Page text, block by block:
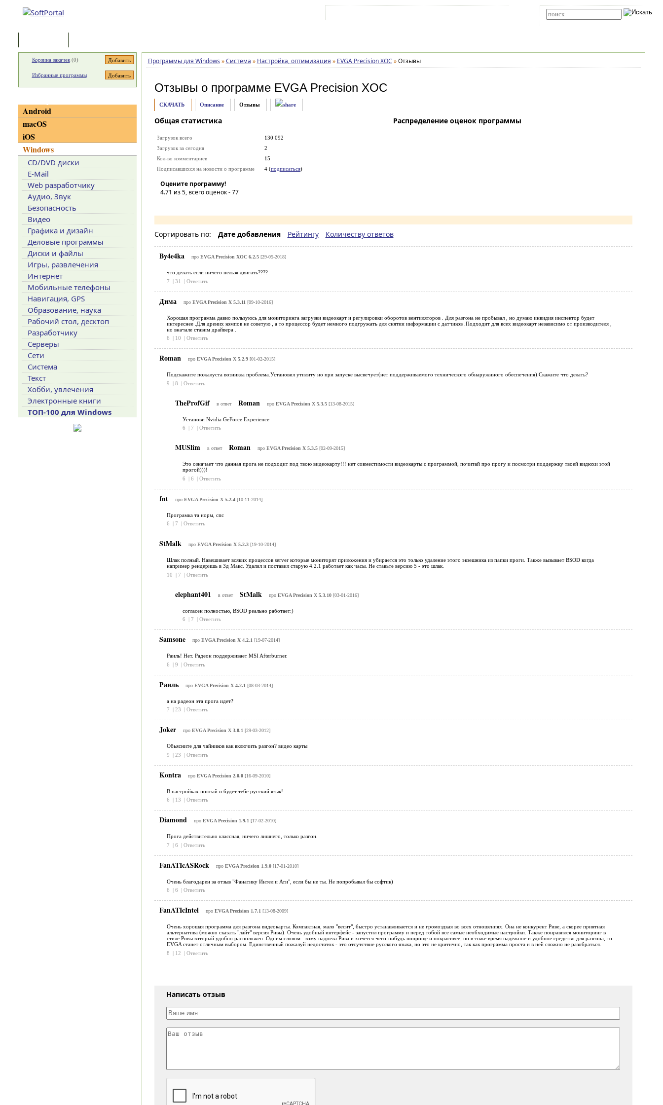
Программы для Windows » Система » Настройка, оптимизация » EVGA Precision XOC » Отзывы
Отзывы о программе EVGA Precision XOC
СКАЧАТЬ Описание Отзывы
Общая статистика
Загрузок всего
130 092
Загрузок за сегодня
2
Кол-во комментариев
15
Подписавшихся на новости о программе
4 (подписаться)
Оцените программу!
4.71 из 5, всего оценок -77
Распределение оценок программы
Сортировать по: Дате добавления Рейтингу Количеству ответов
By4e4ka про EVGA Precision XOC 6.2.5[29-05-2018]
что делать если ничего нельзя двигать????
7
| 31 | Ответить
Дима про EVGA Precision X 5.3.11 [09-10-2016]
Хорошая программа давно пользуюсь для мониторинга загрузки видеокарт и регулировки оборотов вентиляторов . Для разгона не пробывал , но думаю инвидия инспектор будет
интереснее .Для дрених компов не советую , а то процессор будет немного подгружать для снятии информации с датчиков .Подходит для всех видеокарт независимо от производителя ,
но вначале ставим драйвера .
6
| 10 | Ответить
Roman про EVGA Precision X 5.2.9[01-02-2015]
Подскажите пожалуста возникла проблема.Установил утилиту но при запуске высвечует(нет поддерживаемого технического обнаружнного обеспечения).Скажите что делать?
9
| 8 | Ответить
TheProfGif в ответ Roman про EVGA Precision X 5.3.5[13-08-2015]
Установи Nvidia GeForce Experience
6
| 7 | Ответить
MUSlim в ответ Roman про EVGA Precision X 5.3.5[02-09-2015]
Это означает что данная прога не подходит под твою видеокарту!!! нет совместимости видеокарты с программой, почитай про прогу и посмотри поддержку твоей видюхи этой
прогой)))!
6
| 6 | Ответить
fnt про EVGA Precision X 5.2.4[10-11-2014]
Програмка та норм, спс
6
| 7 | Ответить
StMalk про EVGA Precision X 5.2.3[19-10-2014]
Шлак полный. Навешивает всяких процессов server которые мониторят приложения и убирается это только удаление этого экзешника из папки проги. Также вызывает BSOD когда
например рендеришь в 3д Макс. Удалил и поставил старую 4.2.1 работает как часы. Не ставьте версию 5 - это шлак.
10
| 7 | Ответить
elephant401 в ответ StMalk про EVGA Precision X 5.3.10[03-01-2016]
согласен полностью, BSOD реально работает:)
6
| 7 | Ответить
Samsone про EVGA Precision X 4.2.1 [19-07-2014]
Раиль! Нет. Радеон поддерживает MSI Afterburner.
6
| 9 | Ответить
Раиль про EVGA Precision X 4.2.1 [08-03-2014]
а на радеон эта прога идет?
7
| 23 | Ответить
Joker про EVGA Precision X 3.0.1 [29-03-2012]
Обьясните для чайников как включить разгон? видео карты
9
| 23 | Ответить
Kontra про EVGA Precision 2.0.0[16-09-2010]
В настройках поюзай и будет тебе русский язык!
6
| 13 | Ответить
Diamond про EVGA Precision 1.9.1 [17-02-2010]
Прога действительно классная, ничего лишнего, только разгон.
7
| 6 | Ответить
FanATIcASRock про EVGA Precision 1.9.0[17-01-2010]
Очень благодарен за отзыв "Фанатику Интел и Ати", если бы не ты. Не попробывал бы софтик)
6
| 6 | Ответить
FanATIcIntel про EVGA Precision 1.7.1 [13-08-2009]
Очень хорошая программа для разгона видеокарты. Компактная, мало "весит", быстро устанавливается и не громоздкая во всех отношениях. Она не конкурент Риве, а скорее приятная
альтернатива (можно сказать "лайт" версия Ривы). Очень удобный интерфейс - запустил программу и перед тобой все самые необходимые настройки. Также понравился мониторинг в
стиле Ривы который удобно расположен. Одним словом - кому надоела Рива и хочется чего-нибудь попроще и покрасивее, но в тоже время надёжное и удобное средство для разгона, то
EVGA станет отличным выбором. Единственный пожалуй недостаток - это отсутствие русского языка, но это не критично, так как программа проста и в ней сложно не разобраться.
8
| 12 | Ответить
Написать отзыв
Корзина закачек(0)
Избранные программы
Android
macOS
iOS
Windows
CD/DVD диски
E-Mail
Web разработчику
Аудио, Звук
Безопасность
Видео
Графика и дизайн
Деловые программы
Диски и файлы
Игры, развлечения
Интернет
Мобильные телефоны
Навигация, GPS
Образование, наука
Рабочий стол, десктоп
Разработчику
Серверы
Сети
Система
Текст
Хобби, увлечения
Электронные книги
ТОП-100 для Windows